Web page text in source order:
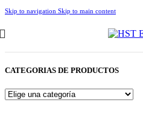
Skip to navigation Skip to main content
CATEGORIAS DE PRODUCTOS